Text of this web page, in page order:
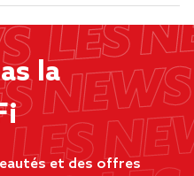
la
et des offres